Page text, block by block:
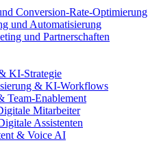
Conversion-Rate-Optimierung
und Automatisierung
und Partnerschaften
KI-Strategie
& KI-Workflows
Team-Enablement
Mitarbeiter
Assistenten
& Voice AI